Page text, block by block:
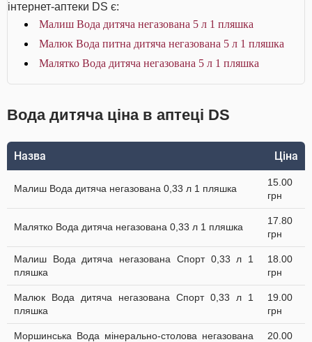
інтернет-аптеки DS є:
Малиш Вода дитяча негазована 5 л 1 пляшка
Малюк Вода питна дитяча негазована 5 л 1 пляшка
Малятко Вода дитяча негазована 5 л 1 пляшка
Вода дитяча ціна в аптеці DS
Назва Ціна
Малиш Вода дитяча негазована 0,33 л 1 пляшка
15.00
грн
Малятко Вода дитяча негазована 0,33 л 1 пляшка
17.80
грн
Малиш Вода дитяча негазована Спорт 0,33 л 1
пляшка
18.00
грн
Малюк Вода дитяча негазована Спорт 0,33 л 1
пляшка
19.00
грн
Моршинська Вода мінерально-столова негазована
20.00